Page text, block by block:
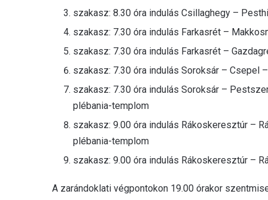
szakasz: 8.30 óra indulás Csillaghegy –
szakasz: 7.30 óra indulás Farkasrét –
szakasz: 7.30 óra indulás Farkasrét –
szakasz: 7.30 óra indulás Soroksár – Csepel
szakasz: 7.30 óra indulás Soroksár –
plébania-templom
szakasz: 9.00 óra indulás Rákoskeresztúr –
plébania-templom
szakasz: 9.00 óra indulás Rákoskeresztúr –
A zarándoklati végpontokon 19.00 órakor